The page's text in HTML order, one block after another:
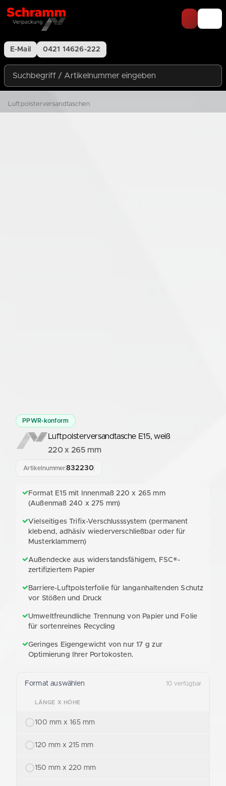
E-Mail 0421 14626-222
Suchbegriff / Artikelnummer eingeben
Luftpolsterversandtaschen
PPWR-konform
Luftpolsterversandtasche E15, weiß
220 x 265 mm
Artikelnummer832230
Format E15 mit Innenmaß 220 x 265 mm
(Außenmaß 240 x 275 mm)
Vielseitiges Trifix-Verschlusssystem (permanent
klebend, adhäsiv wiederverschließbar oder für
Musterklammern)
Außendecke aus widerstandsfähigem, FSC®-
zertifiziertem Papier
Barriere-Luftpolsterfolie für langanhaltenden Schutz
vor Stößen und Druck
Umweltfreundliche Trennung von Papier und Folie
für sortenreines Recycling
Geringes Eigengewicht von nur 17 g zur
Optimierung Ihrer Portokosten.
Format auswählen 10 verfügbar
LÄNGE X HÖHE
100 mm x 165 mm
120 mm x 215 mm
150 mm x 220 mm